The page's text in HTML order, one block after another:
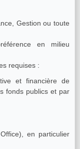
Gestion ou toute
en milieu
requises :
et financière de
fonds publics et par
en particulier